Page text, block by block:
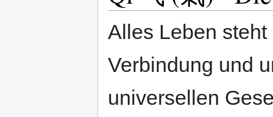
Alles Leben
Verbindung und
universellen